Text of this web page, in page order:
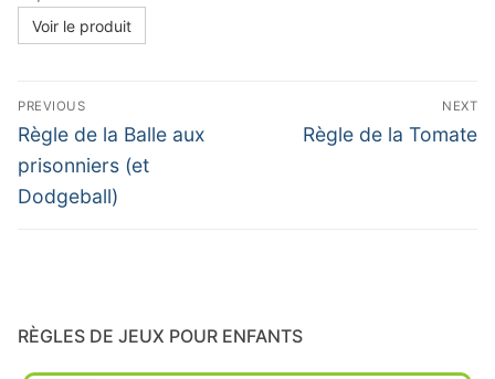
Voir le produit
Navigation
de
l’article
PREVIOUS
Previous
post:
Règle de la Balle aux
prisonniers (et
Dodgeball)
NEXT
Next
Règle de la Tomate
RÈGLES DE JEUX POUR ENFANTS